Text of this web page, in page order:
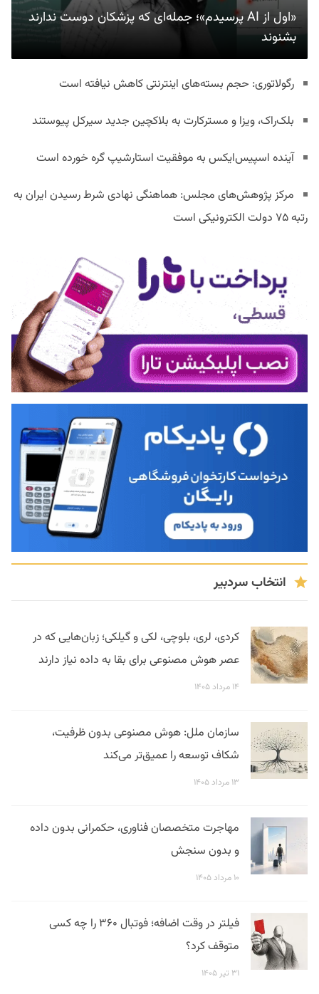
«اول از AI پرسیدم»؛ جمله‌ای که پزشکان دوست ندارند
بشنوند
رگولاتوری: حجم بسته‌های اینترنتی کاهش نیافته است
بلک‌راک، ویزا و مسترکارت به بلاکچین جدید سیرکل پیوستند
آینده اسپیس‌ایکس به موفقیت استارشیپ گره خورده است
مرکز پژوهش‌های مجلس: هماهنگی نهادی شرط رسیدن ایران به
رتبه ۷۵ دولت الکترونیکی است
انتخاب سردبیر
کردی، لری، بلوچی، لکی و گیلکی؛ زبان‌هایی که در
عصر هوش مصنوعی برای بقا به داده نیاز دارند
۱۴ مرداد ۱۴۰۵
سازمان ملل: هوش مصنوعی بدون ظرفیت،
شکاف توسعه را عمیق‌تر می‌کند
۱۳ مرداد ۱۴۰۵
مهاجرت متخصصان فناوری، حکمرانی بدون داده
و بدون سنجش
۱۰ مرداد ۱۴۰۵
فیلتر در وقت اضافه؛ فوتبال ۳۶۰ را چه کسی
متوقف کرد؟
۳۱ تیر ۱۴۰۵